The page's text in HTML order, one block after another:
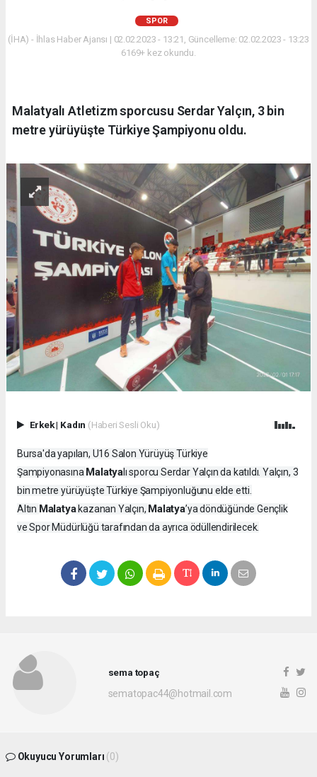
SPOR
(İHA) - İhlas Haber Ajansı | 02.02.2023 - 13:21, Güncelleme: 02.02.2023 - 13:23
6169+ kez okundu.
Malatyalı Atletizm sporcusu Serdar Yalçın, 3 bin
metre yürüyüşte Türkiye Şampiyonu oldu.
Erkek| Kadın (Haberi Sesli Oku)
Bursa'da yapılan, U16 Salon Yürüyüş Türkiye
Şampiyonasına Malatyalı sporcu Serdar Yalçın da katıldı. Yalçın, 3
bin metre yürüyüşte Türkiye Şampiyonluğunu elde etti.
Altın Malatyakazanan Yalçın, Malatya’ya döndüğünde Gençlik
ve Spor Müdürlüğü tarafından da ayrıca ödüllendirilecek.
sema topaç
sematopac44@hotmail.com
Okuyucu Yorumları (0)